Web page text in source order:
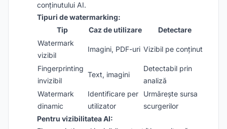
conținutului AI.
Tipuri de watermarking:
Tip
Caz de utilizare
Detectare
Watermark
vizibil
Imagini, PDF-uri Vizibil pe conținut
Fingerprinting
invizibil
Text, imagini
Detectabil prin
analiză
Watermark
dinamic
Identificare per
utilizator
Urmărește sursa
scurgerilor
Pentru vizibilitatea AI: